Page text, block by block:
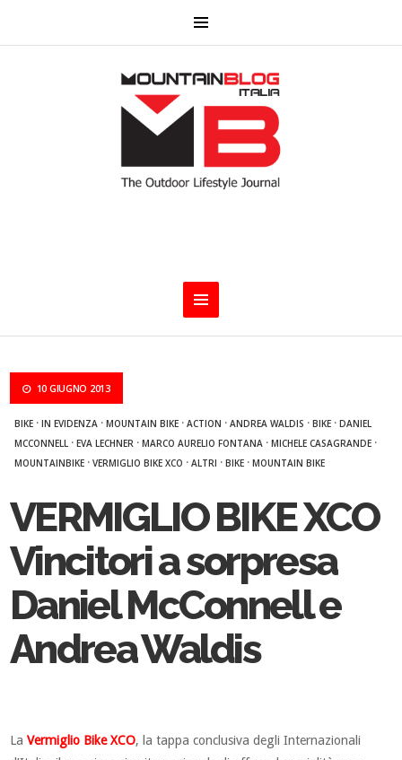
10 GIUGNO 2013
BIKE ·IN EVIDENZA ·MOUNTAIN BIKE ·ACTION ·ANDREA WALDIS ·BIKE ·DANIEL
MCCONNELL ·EVA LECHNER ·MARCO AURELIO FONTANA ·MICHELE CASAGRANDE ·
MOUNTAINBIKE ·VERMIGLIO BIKE XCO ·ALTRI ·BIKE ·MOUNTAIN BIKE
VERMIGLIO BIKE XCO
Vincitori a sorpresa
Daniel McConnell e
Andrea Waldis
LaVermiglio Bike XCO, la tappa conclusiva degli Internazionali